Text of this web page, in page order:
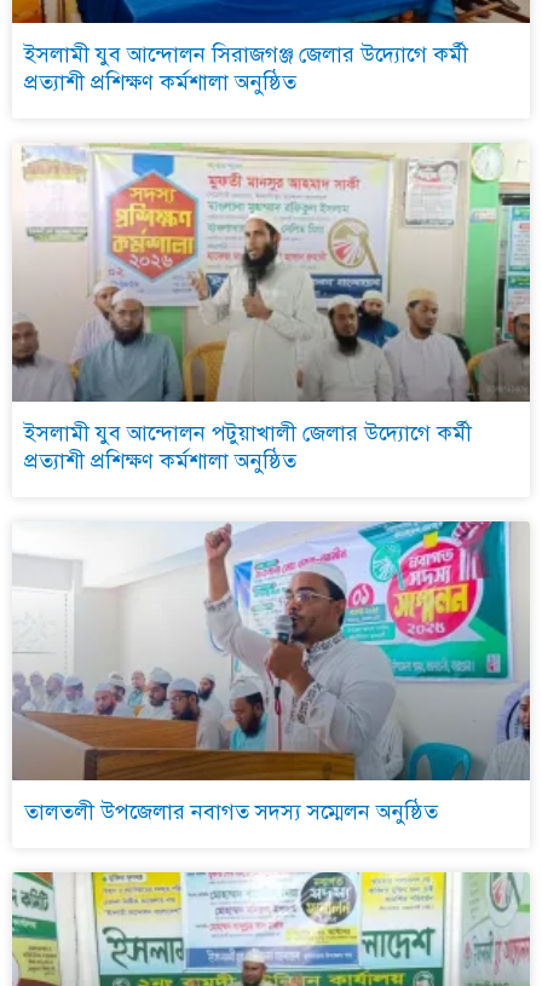
ইসলামী যুব আন্দোলন সিরাজগঞ্জ জেলার উদ্যোগে কর্মী
প্রত্যাশী প্রশিক্ষণ কর্মশালা অনুষ্ঠিত
ইসলামী যুব আন্দোলন পটুয়াখালী জেলার উদ্যোগে কর্মী
প্রত্যাশী প্রশিক্ষণ কর্মশালা অনুষ্ঠিত
তালতলী উপজেলার নবাগত সদস্য সম্মেলন অনুষ্ঠিত